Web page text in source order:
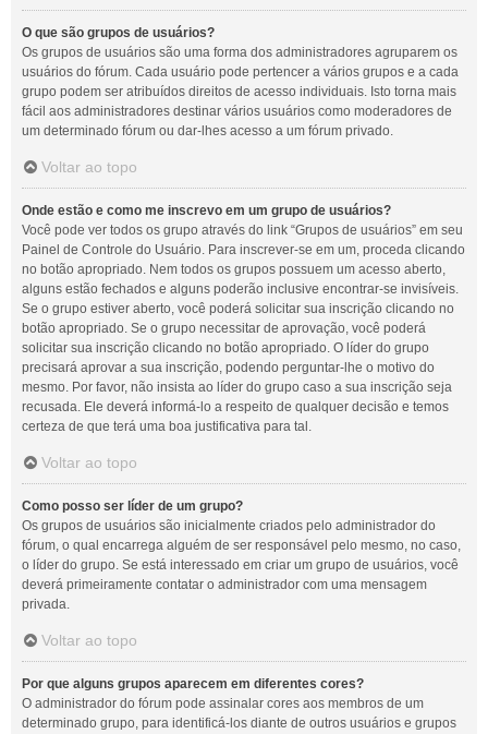
O que são grupos de usuários?
Os grupos de usuários são uma forma dos administradores agruparem os
usuários do fórum. Cada usuário pode pertencer a vários grupos e a cada
grupo podem ser atribuídos direitos de acesso individuais. Isto torna mais
fácil aos administradores destinar vários usuários como moderadores de
um determinado fórum ou dar-lhes acesso a um fórum privado.
Voltar ao topo
Onde estão e como me inscrevo em um grupo de usuários?
Você pode ver todos os grupo através do link “Grupos de usuários” em seu
Painel de Controle do Usuário. Para inscrever-se em um, proceda clicando
no botão apropriado. Nem todos os grupos possuem um acesso aberto,
alguns estão fechados e alguns poderão inclusive encontrar-se invisíveis.
Se o grupo estiver aberto, você poderá solicitar sua inscrição clicando no
botão apropriado. Se o grupo necessitar de aprovação, você poderá
solicitar sua inscrição clicando no botão apropriado. O líder do grupo
precisará aprovar a sua inscrição, podendo perguntar-lhe o motivo do
mesmo. Por favor, não insista ao líder do grupo caso a sua inscrição seja
recusada. Ele deverá informá-lo a respeito de qualquer decisão e temos
certeza de que terá uma boa justificativa para tal.
Voltar ao topo
Como posso ser líder de um grupo?
Os grupos de usuários são inicialmente criados pelo administrador do
fórum, o qual encarrega alguém de ser responsável pelo mesmo, no caso,
o líder do grupo. Se está interessado em criar um grupo de usuários, você
deverá primeiramente contatar o administrador com uma mensagem
privada.
Voltar ao topo
Por que alguns grupos aparecem em diferentes cores?
O administrador do fórum pode assinalar cores aos membros de um
determinado grupo, para identificá-los diante de outros usuários e grupos